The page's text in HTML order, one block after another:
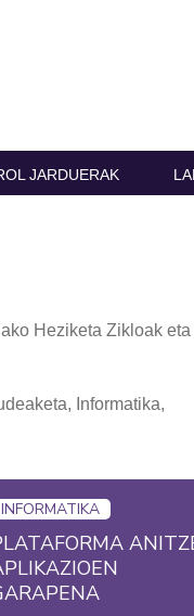
JARDUERAK
Heziketa Zikloak eta
Informatika,
INFORMATIKA